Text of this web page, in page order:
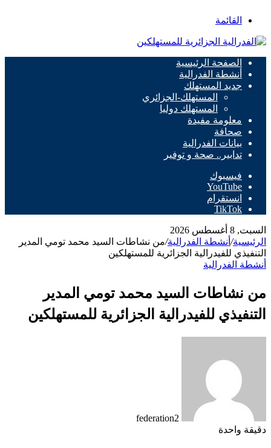
القائمة
الصفحة الرئيسية
أنشطة الفدرالية
جديد المستهلك
المستهلك-الجزائري
المستهلك دوليا
معلومة مفيدة
صحافة
بيانات الفدرالية
تدابير.. صحة و توفير
فيسبوك
‫YouTube
انستقرام
‫TikTok
السبت, 8 أغسطس 2026
الرئيسية/ أنشطة الفدرالية/من نشاطات السيد محمد تومي المدير
التنفيذي للفيدرالية الجزائرية للمستهلكين
أنشطة الفدرالية
من نشاطات السيد محمد تومي المدير
التنفيذي للفيدرالية الجزائرية للمستهلكين
federation2
دقيقة واحدة